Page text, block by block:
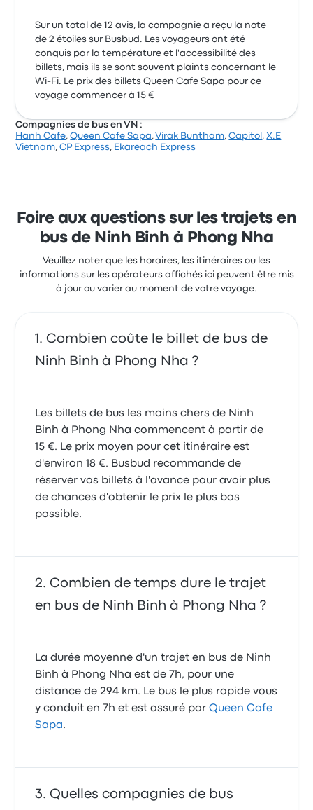
Sur un total de 12 avis, la compagnie a reçu la note
de 2 étoiles sur Busbud. Les voyageurs ont été
conquis par la température et l'accessibilité des
billets, mais ils se sont souvent plaints concernant le
Wi-Fi. Le prix des billets Queen Cafe Sapa pour ce
voyage commencer à 15 €
Compagnies de bus en VN :
Hanh Cafe,Queen Cafe Sapa,Virak Buntham,Capitol , X.E
Vietnam,CP Express, Ekareach Express
Foire aux questions sur les trajets en
bus de Ninh Binh à Phong Nha
Veuillez noter que les horaires, les itinéraires ou les
informations sur les opérateurs affichés ici peuvent être mis
à jour ou varier au moment de votre voyage.
Combien coûte le billet de bus de
Ninh Binh à Phong Nha ?
Les billets de bus les moins chers de Ninh
Binh à Phong Nha commencent à partir de
15 €. Le prix moyen pour cet itinéraire est
d'environ 18 €. Busbud recommande de
réserver vos billets à l'avance pour avoir plus
de chances d'obtenir le prix le plus bas
possible.
Combien de temps dure le trajet
en bus de Ninh Binh à Phong Nha ?
La durée moyenne d'un trajet en bus de Ninh
Binh à Phong Nha est de 7h, pour une
distance de 294 km. Le bus le plus rapide vous
y conduit en 7h et est assuré parQueen Cafe
Sapa.
Quelles compagnies de bus